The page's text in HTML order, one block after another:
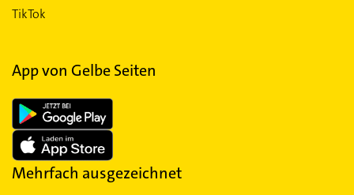
TikTok
App von Gelbe Seiten
Mehrfach ausgezeichnet